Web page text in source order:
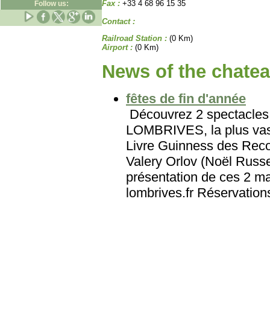
Follow us:
Fax : +33 4 68 96 15 35
Contact :
Railroad Station : (0 Km)
Airport : (0 Km)
News of the
fêtes de fin d'année
Découvrez 2
LOMBRIVES, la plus
Livre Guinness des
Valery Orlov (Noël
présentation de ces 2
lombrives.fr